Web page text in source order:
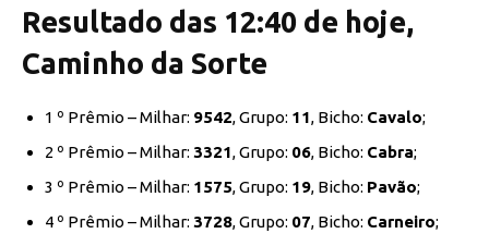
Resultado das 12:40 de hoje,
Caminho da Sorte
1 º Prêmio – Milhar: 9542, Grupo: 11, Bicho: Cavalo;
2 º Prêmio – Milhar: 3321, Grupo: 06, Bicho: Cabra;
3 º Prêmio – Milhar: 1575, Grupo: 19, Bicho: Pavão;
4 º Prêmio – Milhar: 3728, Grupo: 07, Bicho: Carneiro;